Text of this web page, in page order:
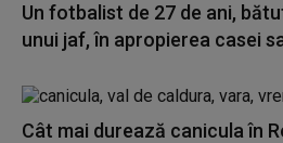
Un fotbalist de 27 de ani,
unui jaf, în apropierea casei
Cât mai durează canicula în